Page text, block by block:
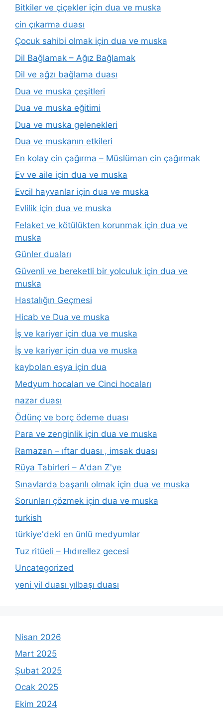
Bitkiler ve çiçekler için dua ve muska
cin çıkarma duası
Çocuk sahibi olmak için dua ve muska
Dil Bağlamak – Ağız Bağlamak
Dil ve ağzı bağlama duası
Dua ve muska çeşitleri
Dua ve muska eğitimi
Dua ve muska gelenekleri
Dua ve muskanın etkileri
En kolay cin çağırma – Müslüman cin çağırmak
Ev ve aile için dua ve muska
Evcil hayvanlar için dua ve muska
Evlilik için dua ve muska
Felaket ve kötülükten korunmak için dua ve
muska
Günler duaları
Güvenli ve bereketli bir yolculuk için dua ve
muska
Hastalığın Geçmesi
Hicab ve Dua ve muska
İş ve kariyer için dua ve muska
İş ve kariyer için dua ve muska
kaybolan eşya için dua
Medyum hocaları ve Cinci hocaları
nazar duası
Ödünç ve borç ödeme duası
Para ve zenginlik için dua ve muska
Ramazan – ıftar duası , imsak duası
Rüya Tabirleri – A'dan Z'ye
Sınavlarda başarılı olmak için dua ve muska
Sorunları çözmek için dua ve muska
turkish
türkiye'deki en ünlü medyumlar
Tuz ritüeli – Hıdırellez gecesi
Uncategorized
yeni yil duası yılbaşı duası
Nisan 2026
Mart 2025
Şubat 2025
Ocak 2025
Ekim 2024